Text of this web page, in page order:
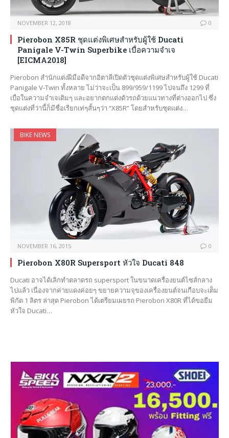
NOVEMBER 12, 2018 0
Pierobon X85R ชุดแต่งพิเศษสำหรับผู้ใช้ Ducati
Panigale V-Twin Superbike เบื่อความจำเจ
[EICMA2018]
Pierobon สำนักแต่งฝีมือดีจากอิตาลีเปิดตัวชุดแต่งพิเศษสำหรับผู้ใช้ Ducati
Panigale V-Twin ทั้งหลาย ไม่ว่าจะเป็น 899/959/1199 ไปจนถึง 1299 ที่
เบื่อในความจำเจเดิมๆ และอยากตกแต่งตัวรถด้วยแนวทางที่ต่างออกไป ซึ่ง
ชุดแต่งที่ว่านี้ก็มีชื่อเรียกเท่ๆสั้นๆว่า “X85R” โดยสำหรับชุดแต่ง…
BIKE NEWS
NOVEMBER 16, 2015 0
Pierobon X80R Supersport หัวใจ Ducati 848
Ducati อาจได้เลิกทำตลาดรถ supersport ในขนาดเครื่องยนต์ไซส์กลาง
ไปแล้ว เนื่องจากค่ายแดงค่อยๆ ขยายความจุของเครื่องยนต์จนเกือบจะเต็ม
พิกัด 1 ลิตร ล่าสุด Pierobon ได้เตรียมเผยรถ Pierobon X80R ที่ได้ขอยืม
หัวใจ Ducati…